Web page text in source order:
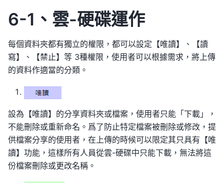
6-1、雲-硬碟運作
每個資料夾都有獨立的權限，都可以設定【唯讀】、【讀
寫】、【禁止】等 3種權限，使用者可以根據需求，將上傳
的資料作適當的分類。
設為【唯讀】的分享資料夾或檔案，使用者只能「下載」，
不能刪除或重新命名。爲了防止特定檔案被刪除或修改，提
供檔案分享的使用者，在上傳的時候可以限定其只具有【唯
讀】功能，這樣所有人員從雲-硬碟中只能下載，無法將這
份檔案刪除或更改名稱。